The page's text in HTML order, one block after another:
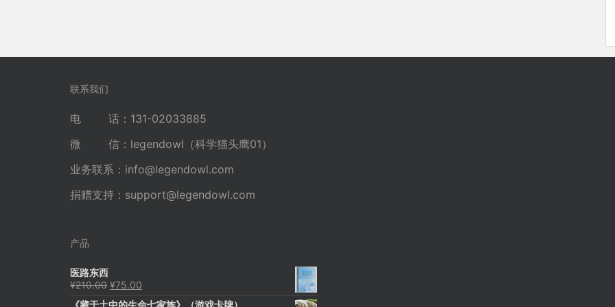
联系我们
电 话：131-02033885
微 信：legendowl（科学猫头鹰01）
业务联系： info@legendowl.com
捐赠支持： support@legendowl.com
产品
医路东西
¥210.00 原
¥75.00